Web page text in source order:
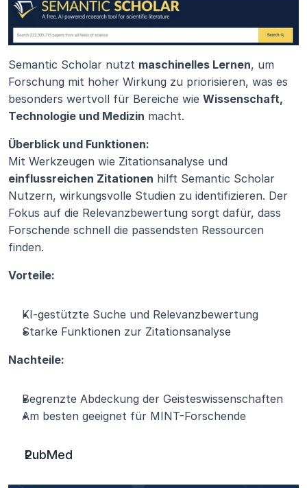
Semantic Scholar nutzt maschinelles Lernen, um
Forschung mit hoher Wirkung zu priorisieren, was es
besonders wertvoll für Bereiche wie Wissenschaft,
Technologie und Medizin macht.
Überblick und Funktionen:
einflussreichen Zitationen hilft Semantic Scholar
Nutzern, wirkungsvolle Studien zu identifizieren. Der
Fokus auf die Relevanzbewertung sorgt dafür, dass
Forschende schnell die passendsten Ressourcen
finden.
Vorteile:
KI-gestützte Suche und Relevanzbewertung
Starke Funktionen zur Zitationsanalyse
Nachteile:
Begrenzte Abdeckung der Geisteswissenschaften
Am besten geeignet für MINT-Forschende
PubMed